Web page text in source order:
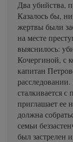
Два убийства,
Казалось бы,
жертвы были
на месте
выяснилось:
Кочергиной, с
капитан
сталкивается с
приглашает ее
должна
семьи
был застрелен